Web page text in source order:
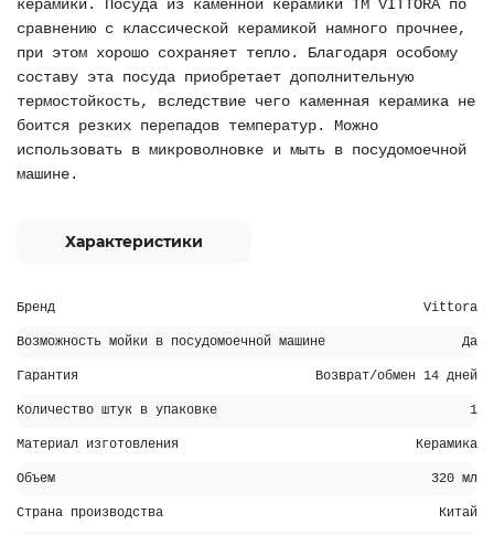
керамики. Посуда из каменной керамики ТМ VITTORA по
сравнению с классической керамикой намного прочнее,
при этом хорошо сохраняет тепло. Благодаря особому
составу эта посуда приобретает дополнительную
термостойкость, вследствие чего каменная керамика не
боится резких перепадов температур. Можно
использовать в микроволновке и мыть в посудомоечной
машине.
Характеристики
Бренд Vittora
Возможность мойки в посудомоечной машине Да
Гарантия Возврат/обмен 14 дней
Количество штук в упаковке 1
Материал изготовления Керамика
Объем 320 мл
Страна производства Китай